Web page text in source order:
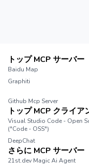
トップ MCP サーバー
Baidu Map
Graphiti
Github Mcp Server
トップ MCP クライア
Visual Studio Code - Open
("Code - OSS")
DeepChat
さらに MCP サーバー
21st.dev Magic Ai Agent